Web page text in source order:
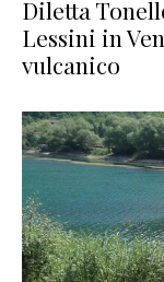
Diletta
Lessini in
vulcanico